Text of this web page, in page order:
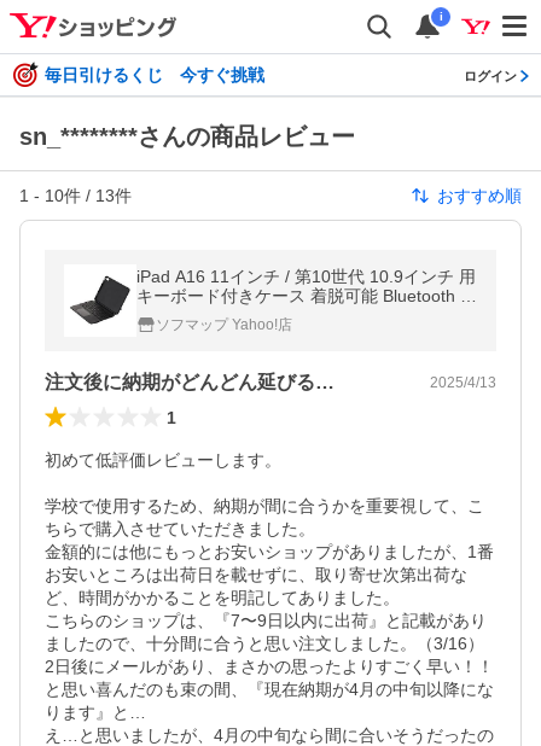
i
毎日引けるくじ 今すぐ挑戦 ログイン
sn_********さんの商品レビュー
1 - 10件 / 13件 おすすめ順
iPad A16 11インチ / 第10世代 10.9インチ 用
キーボード付きケース 着脱可能 Bluetooth キ
ーボード トラックパッド搭載 マルチファン
クションキー スタンド…
ソフマップ Yahoo!店
注文後に納期がどんどん延びる… 2025/4/13
1
初めて低評価レビューします。
学校で使用するため、納期が間に合うかを重要視して、こ
ちらで購入させていただきました。
金額的には他にもっとお安いショップがありましたが、1番
お安いところは出荷日を載せずに、取り寄せ次第出荷な
ど、時間がかかることを明記してありました。
こちらのショップは、『7〜9日以内に出荷』と記載があり
ましたので、十分間に合うと思い注文しました。（3/16）
2日後にメールがあり、まさかの思ったよりすごく早い！！
と思い喜んだのも束の間、『現在納期が4月の中旬以降にな
ります』と…
え…と思いましたが、4月の中旬なら間に合いそうだったの